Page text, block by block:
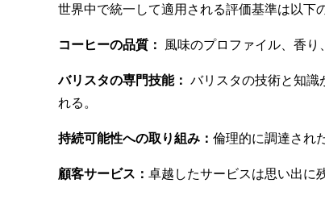
世界中で統一して適用される評価基準は以下
コーヒーの品質： 風味のプロファイル、香り
バリスタの専門技能： バリスタの技術と知識
れる。
持続可能性への取り組み： 倫理的に調達され
顧客サービス： 卓越したサービスは思い出に